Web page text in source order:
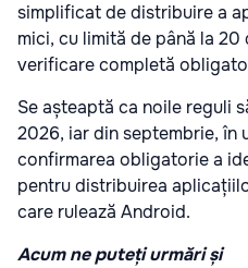
simplificat de distribuire a
mici, cu limită de până la
verificare completă
Se așteaptă ca noile reguli
2026, iar din septembrie, în
confirmarea obligatorie a
pentru distribuirea
care rulează Android.
Acum ne puteți urmări și